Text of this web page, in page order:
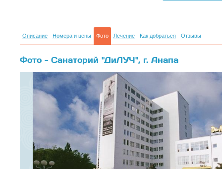
Описание Номера и цены Фото Лечение Как добраться Отзывы
Фото - Санаторий "ДиЛУЧ", г. Анапа